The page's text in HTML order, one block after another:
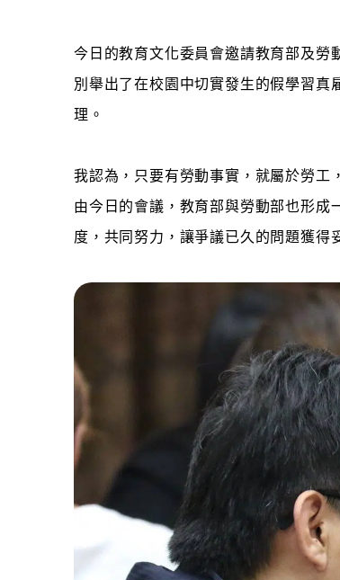
今日的教育文化委員會邀請教育部及勞
別舉出了在校園中切實發生的假學習
理。
我認為，只要有勞動事實，就屬於勞工
由今日的會議，教育部與勞動部也形
度，共同努力，讓爭議已久的問題獲得